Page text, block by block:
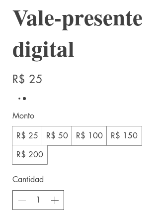
Vale-presente
digital
R$ 25
Monto
R$ 25
R$ 50 R$ 100
R$ 150
R$ 200
Cantidad